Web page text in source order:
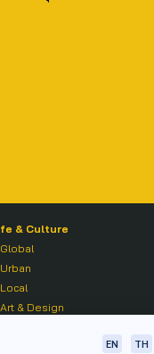
& Culture
Global
Urban
Local
Art & Design
EN TH